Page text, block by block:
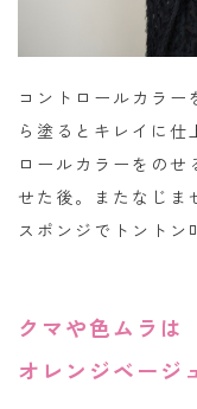
コントロールカラ
ら塗るとキレイに
ロールカラーをの
せた後。またなじま
スポンジでトントン
クマや色ムラは
オレンジベージ